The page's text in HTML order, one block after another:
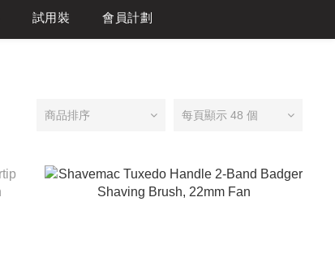
試用裝 會員計劃
商品排序 每頁顯示 48 個